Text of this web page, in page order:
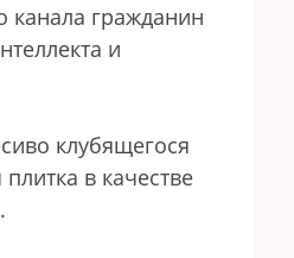
гражданин
и
клубящегося
в качестве